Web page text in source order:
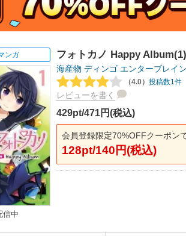
ンガ
信中
フォトカノ Happy Album(1)
海産物 ディンゴ エンターブレイン
（4.0） 投稿数1件
レビューを書く
429pt/471円(税込)
会員登録限定70%OFFクーポン
128pt/140円(税込)